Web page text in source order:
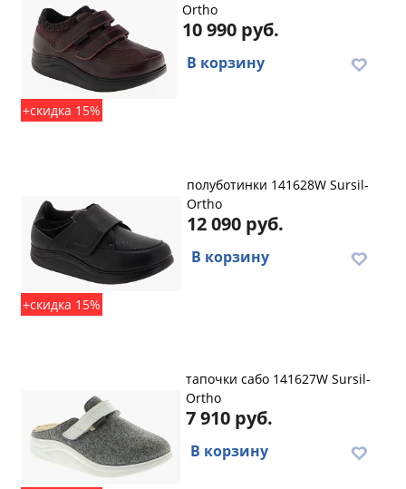
+скидка 15%
Ortho
10 990 руб.
В корзину
+скидка 15%
полуботинки 141628W Sursil-
Ortho
12 090 руб.
В корзину
тапочки сабо 141627W Sursil-
Ortho
7 910 руб.
В корзину